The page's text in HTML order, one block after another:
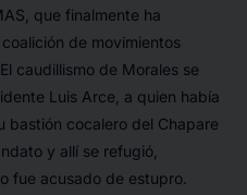
que finalmente ha
de movimientos
caudillismo de Morales se
Luis Arce, a quien había
bastión cocalero del Chapare
y allí se refugió,
fue acusado de estupro.